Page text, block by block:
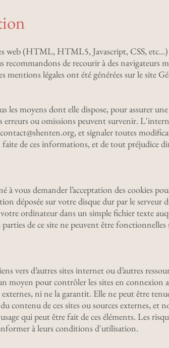
web (HTML, HTML5, Javascript, CSS,
recommandons de recourir à des navigateurs
légales ont été générées sur le site
les moyens dont elle dispose, pour assurer
erreurs ou omissions peuvent survenir.
et signaler toutes
de ces informations, et de tout préjudice
à vous demander l’acceptation des cookies
déposée sur votre disque dur par le serveur
ordinateur dans un simple fichier texte
de ce site ne peuvent être fonctionnelles
vers d’autres sites internet ou d’autres
moyen pour contrôler les sites en connexion
ni ne la garantit. Elle ne peut être
contenu de ces sites ou sources externes,
qui peut être fait de ces éléments. Les
à leurs conditions d'utilisation.